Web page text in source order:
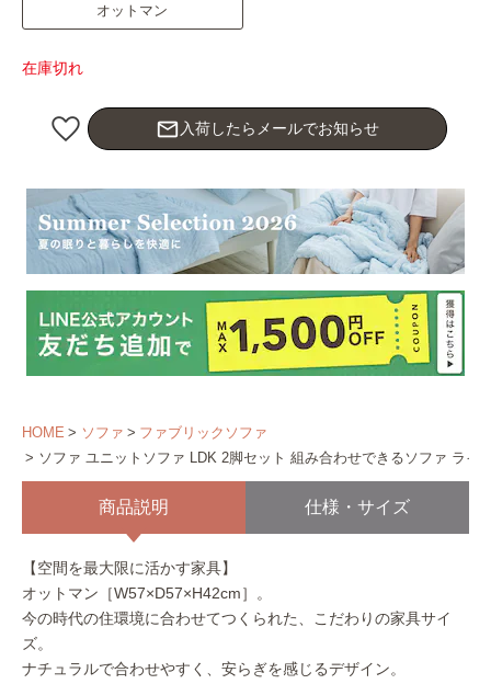
オットマン
在庫切れ
mail_outline入荷したらメールでお知らせ
HOME ソファ
ファブリックソファ
ソファ ユニットソファ LDK 2脚セット 組み合わせできるソファ ライ
商品説明 仕様・サイズ
【空間を最大限に活かす家具】
オットマン［W57×D57×H42cm］。
今の時代の住環境に合わせてつくられた、こだわりの家具サイ
ズ。
ナチュラルで合わせやすく、安らぎを感じるデザイン。